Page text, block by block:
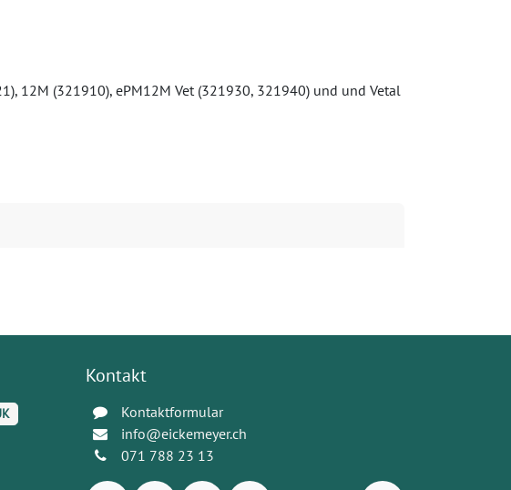
12M (321910), ePM12M Vet (321930, 321940) und und Vetal
Kontakt
Kontaktformular
info@eickemeyer.ch
071 788 23 13